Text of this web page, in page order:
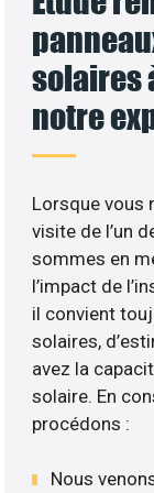
solaires
notre
Lorsque vous
visite de l’un
sommes en
l’impact de
il convient
solaires,
avez la
solaire. En
procédons :
Nous